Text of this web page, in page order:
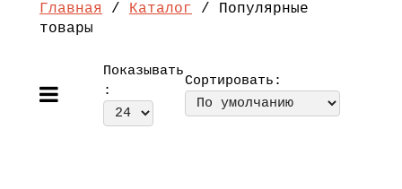
Главная / Каталог / Популярные
товары
Показывать
:
Сортировать: